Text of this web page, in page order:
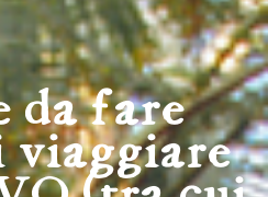
da fare
viaggiare